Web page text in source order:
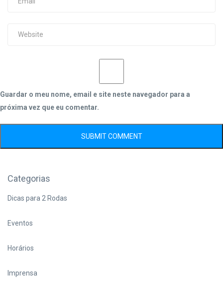
Guardar o meu nome, email e site neste navegador para a
próxima vez que eu comentar.
Categorias
Dicas para 2 Rodas
Eventos
Horários
Imprensa